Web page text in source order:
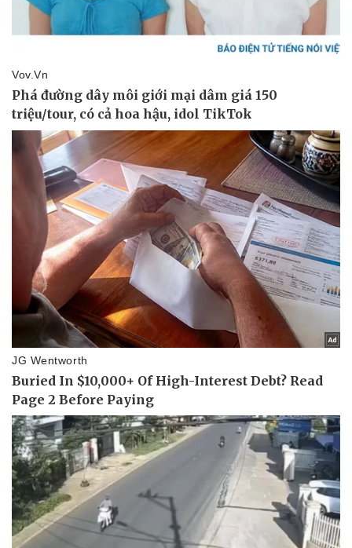
Thể thao
Bóng đá
Lịch thi đấu bóng đá
Thế giới thể thao
eSports
Hậu trường
Ô tô - Xe máy
Xe máy
Tư vấn